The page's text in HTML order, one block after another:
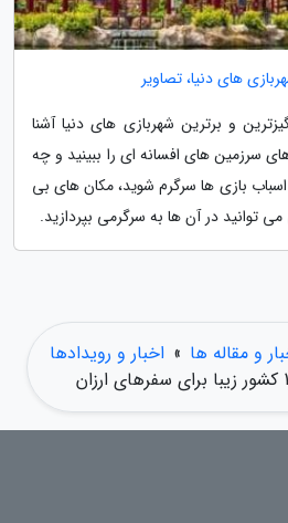
های دنیا، تصاویر
و برترین شهربازی های دنیا آشنا
سرزمین های افسانه ای را ببینید و چه
اسباب بازی ها سرگرم شوید، مکان های بی
توانید در آن ها به سرگرمی بپردازید.
و مقاله ها » اخبار و رویدادها